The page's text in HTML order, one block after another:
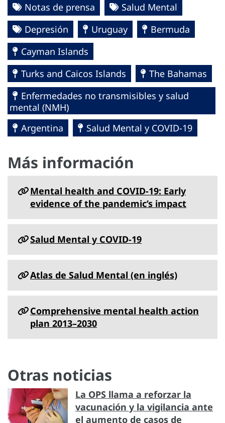
Notas de prensa
Salud Mental
Depresión
Uruguay
Bermuda
Cayman Islands
Turks and Caicos Islands
The Bahamas
Enfermedades no transmisibles y salud
mental (NMH)
Argentina
Salud Mental y COVID-19
Más información
Mental health and COVID-19: Early
evidence of the pandemic’s impact
Salud Mental y COVID-19
Atlas de Salud Mental (en inglés)
Comprehensive mental health action
plan 2013–2030
Otras noticias
La OPS llama a reforzar la
vacunación y la vigilancia ante
el aumento de casos de